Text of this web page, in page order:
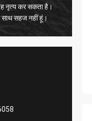
नृत्य कर सकता है।
साथ सहज नहीं हूं।